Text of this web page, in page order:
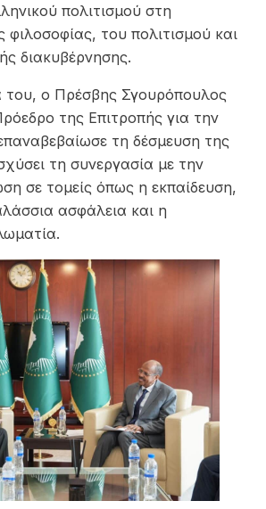
πολιτισμού στη
του πολιτισμού και
διακυβέρνησης.
του, ο Πρέσβης Σγουρόπουλος
της Επιτροπής για την
τη δέσμευση της
τη συνεργασία με την
σε τομείς όπως η εκπαίδευση,
ασφάλεια και η